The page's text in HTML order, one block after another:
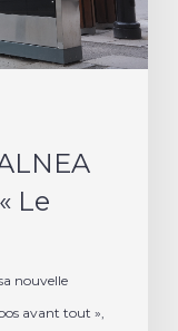
Le
nouvelle
avant tout »,